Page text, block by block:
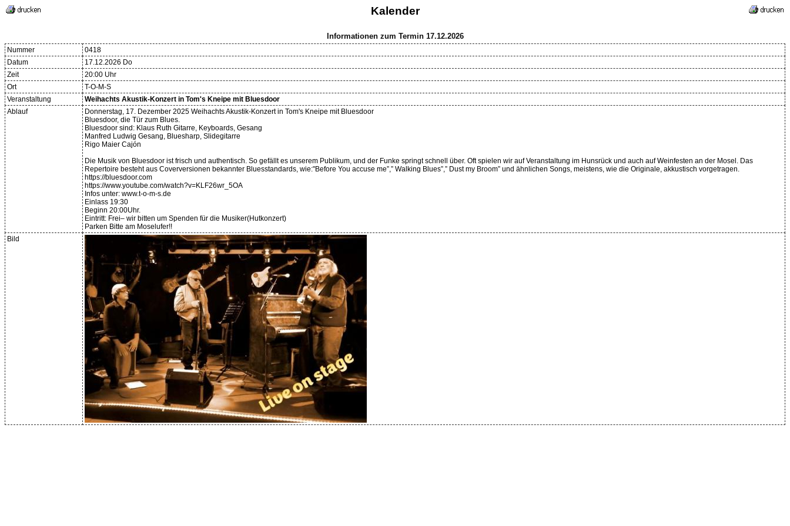
Kalender
Informationen zum Termin 17.12.2026
Nummer
0418
Datum
17.12.2026 Do
Zeit
20:00 Uhr
Ort
T-O-M-S
Veranstaltung
Weihachts Akustik-Konzert in Tom's Kneipe mit Bluesdoor
Ablauf
Donnerstag, 17. Dezember 2025 Weihachts Akustik-Konzert in Tom's Kneipe mit Bluesdoor
Bluesdoor, die Tür zum Blues.
Bluesdoor sind: Klaus Ruth Gitarre, Keyboards, Gesang
Manfred Ludwig Gesang, Bluesharp, Slidegitarre
Rigo Maier Cajón
Die Musik von Bluesdoor ist frisch und authentisch. So gefällt es unserem Publikum, und der Funke springt schnell über. Oft spielen wir auf Veranstaltung im Hunsrück und auch auf Weinfesten an der Mosel. Das
Repertoire besteht aus Coverversionen bekannter Bluesstandards, wie:"Before You accuse me”,” Walking Blues”,” Dust my Broom” und ähnlichen Songs, meistens, wie die Originale, akkustisch vorgetragen.
https://bluesdoor.com
https://www.youtube.com/watch?v=KLF26wr_5OA
Infos unter: www.t-o-m-s.de
Einlass 19:30
Beginn 20:00Uhr.
Eintritt: Frei– wir bitten um Spenden für die Musiker(Hutkonzert)
Parken Bitte am Moselufer!!
Bild